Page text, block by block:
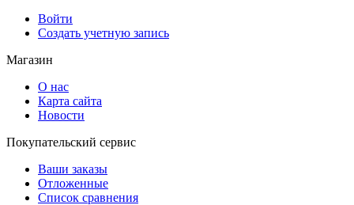
Войти
Создать учетную запись
Магазин
О нас
Карта сайта
Новости
Покупательский сервис
Ваши заказы
Отложенные
Список сравнения